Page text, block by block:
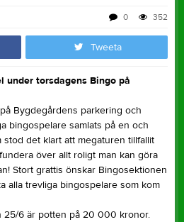
352
0
Tweeta
torsdagens Bingo på
Bygdegårdens parkering och
bingospelare samlats på en och
stod det klart att megaturen tillfallit
över allt roligt man kan göra
Stort grattis önskar Bingosektionen
alla trevliga bingospelare som kom
25/6 är potten på 20 000 kronor.